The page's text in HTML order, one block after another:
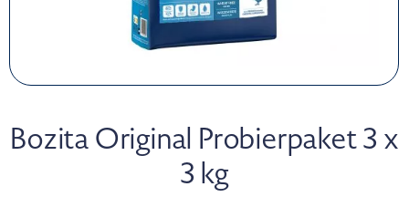
Bozita Original Probierpaket 3 x
3 kg